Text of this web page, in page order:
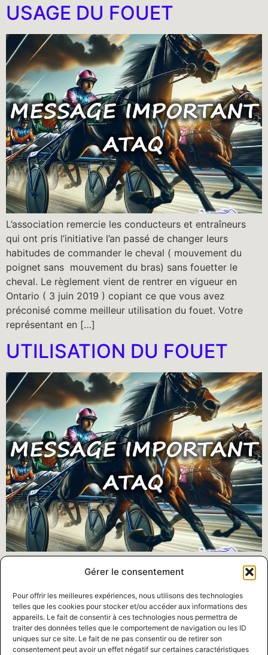
Gérer le consentement
Pour offrir les meilleures expériences, nous utilisons des technologies
telles que les cookies pour stocker et/ou accéder aux informations des
appareils. Le fait de consentir à ces technologies nous permettra de
traiter des données telles que le comportement de navigation ou les ID
uniques sur ce site. Le fait de ne pas consentir ou de retirer son
consentement peut avoir un effet négatif sur certaines caractéristiques
USAGE DU FOUET
L’association remercie les conducteurs et entraîneurs
qui ont pris l’initiative l’an passé de changer leurs
habitudes de commander le cheval ( mouvement du
poignet sans mouvement du bras) sans fouetter le
cheval. Le règlement vient de rentrer en vigueur en
Ontario ( 3 juin 2019 ) copiant ce que vous avez
préconisé comme meilleur utilisation du fouet. Votre
représentant en […]
UTILISATION DU FOUET
Bonjour à tous les conducteurs et entraîneurs, Comme
vous le savez, l’Hippodrome de 3R a demandé aux
conducteurs et entraîneurs de conduire selon la
méthode que vous-mêmes aviez initiée à la fin de la
saison 2018. Donc, bravo à vous tous. J’ai justement eu
une réunion avec les membres des autres associations
et le sujet du fouet […]